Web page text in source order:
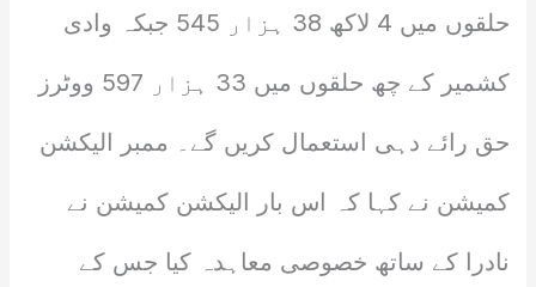
حلقوں میں 4 لاکھ 38 ہزار 545 جبکہ وادی
کشمیر کے چھ حلقوں میں 33 ہزار 597 ووٹرز
حق رائے دہی استعمال کریں گے۔ ممبر الیکشن
کمیشن نے کہا کہ اس بار الیکشن کمیشن نے
نادرا کے ساتھ خصوصی معاہدہ کیا جس کے